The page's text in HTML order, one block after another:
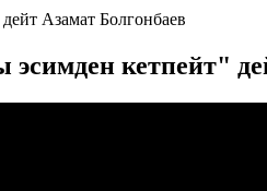
Азамат Болгонбаев
кетпейт"